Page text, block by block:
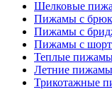
Шелковые
Пижамы с
Пижамы с
Пижамы с
Теплые
Летние пижамы
Трикотажные